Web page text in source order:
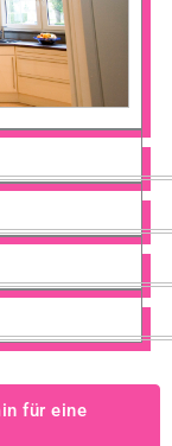
für eine